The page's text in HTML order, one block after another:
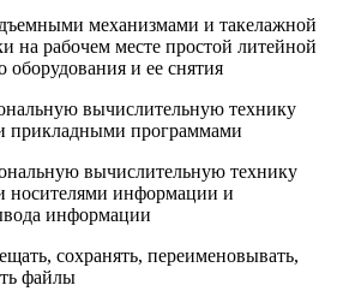
механизмами и такелажной
на рабочем месте простой литейной
оборудования и ее снятия
вычислительную технику
прикладными программами
вычислительную технику
носителями информации и
информации
сохранять, переименовывать,
файлы